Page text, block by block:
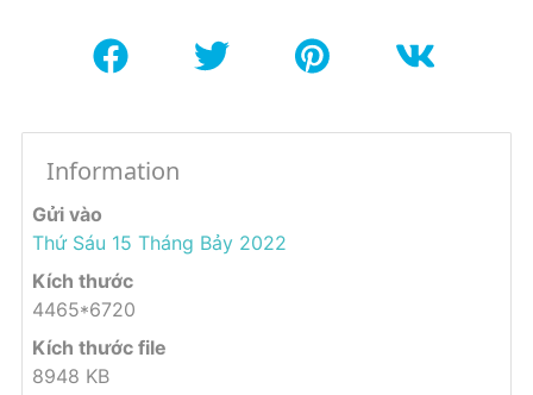
Information
Gửi vào
Thứ Sáu 15 Tháng Bảy 2022
Kích thước
4465*6720
Kích thước file
8948 KB